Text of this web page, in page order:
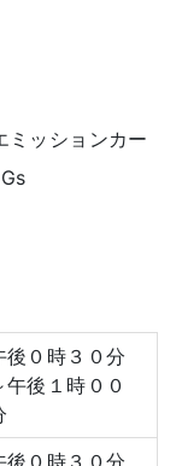
ミッションカー
後０時３０分
午後１時００
後０時３０分